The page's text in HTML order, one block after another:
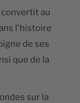
convertit au
l'histoire
de ses
que de la
sur la